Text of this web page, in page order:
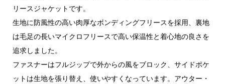
リースジャケットです。
生地に防風性の高い肉厚なボンディングフリースを採用、裏地
は毛足の長いマイクロフリースで高い保温性と着心地の良さを
追求しました。
ファスナーはフルジップで外からの風をブロック、サイドポケ
ットは生地を張り替え、使いやすくなっています。アウター・